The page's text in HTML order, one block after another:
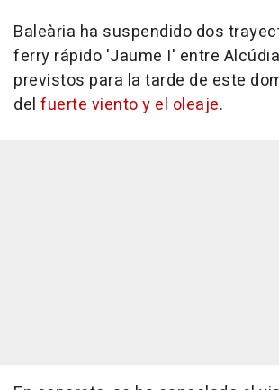
Baleària ha suspendido dos
ferry rápido 'Jaume I' entre
previstos para la tarde de este
del fuerte viento y el oleaje.